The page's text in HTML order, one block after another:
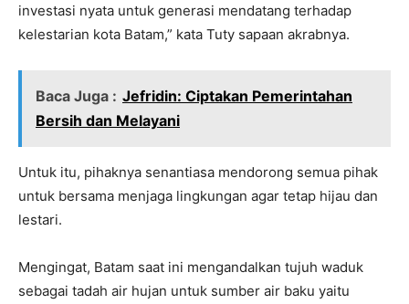
investasi nyata untuk generasi mendatang terhadap
kelestarian kota Batam,” kata Tuty sapaan akrabnya.
Baca Juga : Jefridin: Ciptakan Pemerintahan
Bersih dan Melayani
Untuk itu, pihaknya senantiasa mendorong semua pihak
untuk bersama menjaga lingkungan agar tetap hijau dan
lestari.
Mengingat, Batam saat ini mengandalkan tujuh waduk
sebagai tadah air hujan untuk sumber air baku yaitu